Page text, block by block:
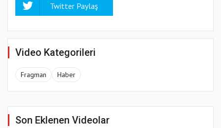
Twitter Paylaş
Video Kategorileri
Fragman Haber
Son Eklenen Videolar